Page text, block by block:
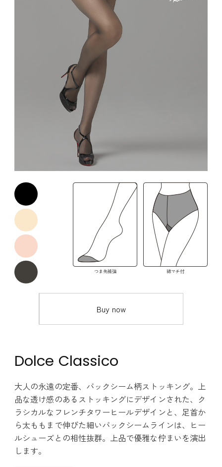
つま先補強 綿マチ付
Buy now
Dolce Classico
大人の永遠の定番、バックシーム柄ストッキング。上
品な透け感のあるストッキングにデザインされた、ク
ラシカルなフレンチタワーヒールデザインと、足首か
ら太ももまで伸びた細いバックシームラインは、ヒー
ルシューズとの相性抜群。上品で優雅な佇まいを演出
します。